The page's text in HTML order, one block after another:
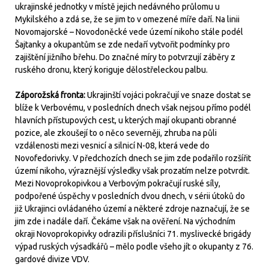
ukrajinské jednotky v místě jejich nedávného průlomu u
Mykilského a zdá se, že se jim to v omezené míře daří. Na linii
Novomajorské – Novodoněcké vede území nikoho stále podél
Šajtanky a okupantům se zde nedaří vytvořit podmínky pro
zajištění jižního břehu. Do značné míry to potvrzují záběry z
ruského dronu, který koriguje dělostřeleckou palbu.
Záporožská fronta:Ukrajinští vojáci pokračují ve snaze dostat se
blíže k Verbovému, v posledních dnech však nejsou přímo podél
hlavních přístupových cest, u kterých mají okupanti obranné
pozice, ale zkoušejí to o něco severněji, zhruba na půli
vzdálenosti mezi vesnicí a silnicí N-08, která vede do
Novofedorivky. V předchozích dnech se jim zde podařilo rozšířit
území nikoho, výraznější výsledky však prozatím nelze potvrdit.
Mezi Novoprokopivkou a Verbovým pokračují ruské síly,
podpořené úspěchy v posledních dvou dnech, v sérii útoků do
již Ukrajinci ovládaného území a některé zdroje naznačují, že se
jim zde i nadále daří. Čekáme však na ověření. Na východním
okraji Novoprokopivky odrazili příslušníci 71. myslivecké brigády
výpad ruských výsadkářů – mělo podle všeho jít o okupanty z 76.
gardové divize VDV.